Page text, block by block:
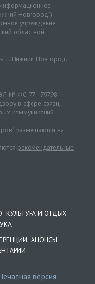
Новгород")
учреждение
областной
г. Нижний Новгород.
ЭЛ № ФС 77 - 79798.
в сфере связи,
коммуникаций
размещаются на
рекомендательные
КУЛЬТУРА И ОТДЫХ
АНОНСЫ
версия